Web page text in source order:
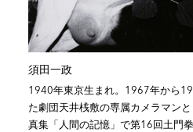
須田一政
1940年東京生まれ。1967年から
た劇団天井桟敷の専属カメラマン
真集「人間の記憶」で第16回土門